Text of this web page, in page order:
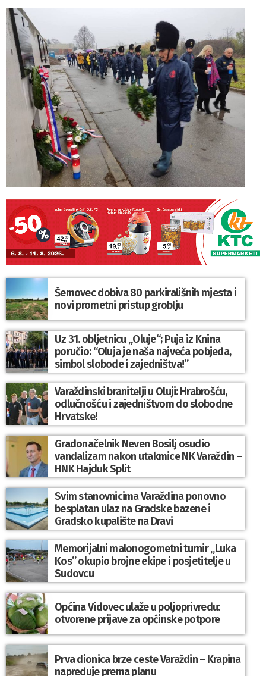
Šemovec dobiva 80 parkirališnih mjesta i
novi prometni pristup groblju
Uz 31. obljetnicu „Oluje“; Puja iz Knina
poručio: “Oluja je naša najveća pobjeda,
simbol slobode i zajedništva!”
Varaždinski branitelji u Oluji: Hrabrošću,
odlučnošću i zajedništvom do slobodne
Hrvatske!
Gradonačelnik Neven Bosilj osudio
vandalizam nakon utakmice NK Varaždin –
HNK Hajduk Split
Svim stanovnicima Varaždina ponovno
besplatan ulaz na Gradske bazene i
Gradsko kupalište na Dravi
Memorijalni malonogometni turnir „Luka
Kos” okupio brojne ekipe i posjetitelje u
Sudovcu
Općina Vidovec ulaže u poljoprivredu:
otvorene prijave za općinske potpore
Prva dionica brze ceste Varaždin – Krapina
napreduje prema planu